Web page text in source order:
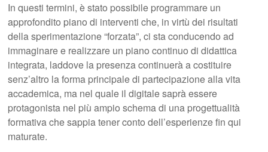
In questi termini, è stato possibile programmare un
approfondito piano di interventi che, in virtù dei risultati
della sperimentazione “forzata”, ci sta conducendo ad
immaginare e realizzare un piano continuo di didattica
integrata, laddove la presenza continuerà a costituire
senz’altro la forma principale di partecipazione alla vita
accademica, ma nel quale il digitale saprà essere
protagonista nel più ampio schema di una progettualità
formativa che sappia tener conto dell’esperienze fin qui
maturate.